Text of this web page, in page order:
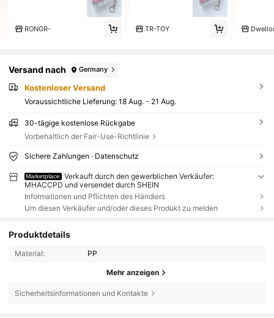
RONGR- TR-TOY
Versand nach Germany
Kostenloser Versand
Voraussichtliche Lieferung: 18 Aug. - 21 Aug.
30-tägige kostenlose Rückgabe
Vorbehaltlich der Fair-Use-Richtlinie
Sichere Zahlungen · Datenschutz
Marketplace
Verkauft durch den gewerblichen Verkäufer:
MHACCPD und versendet durch SHEIN
Informationen und Pflichten des Händlers
Um diesen Verkäufer und/oder dieses Produkt zu melden
Produktdetails
Material: PP
Mehr anzeigen
Sicherheitsinformationen und Kontakte